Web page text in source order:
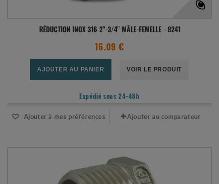
RÉDUCTION INOX 316 2"-3/4" MÂLE-FEMELLE - 8241
16.09 €
AJOUTER AU PANIER VOIR LE PRODUIT
Expédié sous 24-48h
Ajouter à mes préférences Ajouter au comparateur